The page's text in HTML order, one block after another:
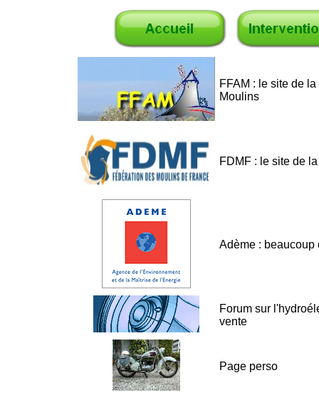
FFAM : le site de
Moulins
FDMF : le site de
Adème : beaucoup
Forum sur
vente
Page perso